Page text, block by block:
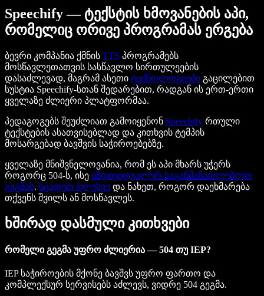
Speechify — ტექსტის ხმოვანების აპი,
რომელიც ორივე პროგრამას ერგება
ბევრი კომპანია ქმნის TTS პროგრამებს
მოსწავლეთათვის სასწავლო სირთულეების
დასაძლევად, მაგრამ ასეთი ტექნოლოგიები გაცილებით
სუსტია Speechify-სთან შედარებით, რადგან ის ერთ-ერთი
ყველაზე ძლიერი პლატფორმაა.
პედაგოგებს შეუძლიათ გამოიყენონ Speechify რთული
ტექსტების ასათვისებლად და კითხვის ტემპის
მოსარგებად ბავშვის საჭიროებებზე.
ყველაზე მნიშვნელოვანია, რომ ეს აპი მხარს უჭერს
როგორც 504-ს, ისე ინდივიდუალურ საგანმანათლებლო
გეგმას. სცადეთ დღესვე და ნახეთ, როგორ დაეხმარება
თქვენს შვილს ან მოსწავლეს.
ხშირად დასმული კითხვები
რომელი გეგმა უფრო ძლიერია — 504 თუ IEP?
IEP საჭიროების მქონე ბავშვს უფრო ფართო და
კომპლექსურ სერვისებს აძლევს, ვიდრე 504 გეგმა.